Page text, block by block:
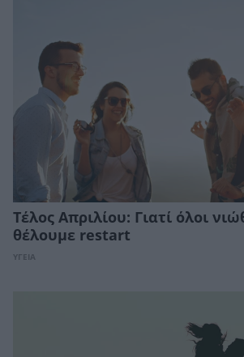
Τέλος Απριλίου: Γιατί όλοι
θέλουμε restart
ΥΓΕΙΑ